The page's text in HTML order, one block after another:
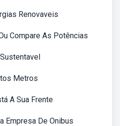
Renovaveis
Compare As Potências
Metros
A Sua Frente
Empresa De Onibus